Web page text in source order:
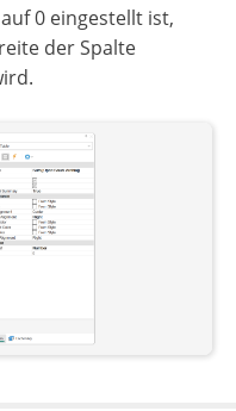
0 eingestellt ist,
der Spalte